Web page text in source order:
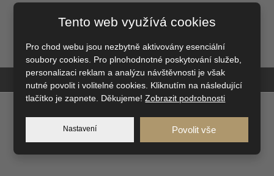
DVEŘE A SCHODY
Tento web využívá cookies
Pro chod webu jsou nezbytně aktivovány esenciální
soubory cookies. Pro plnohodnotné poskytování služeb,
personalizaci reklam a analýzu návštěvnosti je však
nutné povolit i volitelné cookies. Kliknutím na následující
tlačítko je zapnete. Děkujeme!Zobrazit podrobnosti
Nastavení Povolit vše